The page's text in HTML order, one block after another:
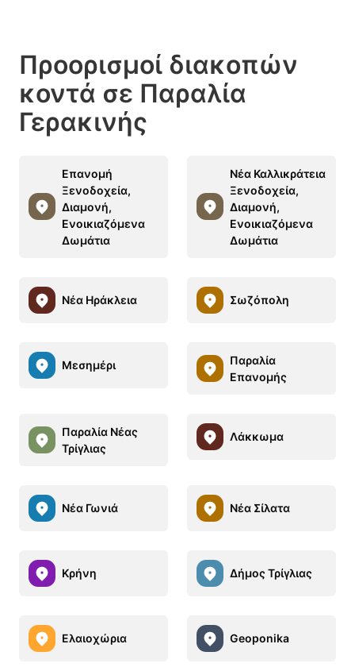
Προορισμοί διακοπών
κοντά σε Παραλία
Γερακινής
Επανομή
Ξενοδοχεία,
Διαμονή,
Ενοικιαζόμενα
Δωμάτια
Νέα Καλλικράτεια
Ξενοδοχεία,
Διαμονή,
Ενοικιαζόμενα
Δωμάτια
Νέα Ηράκλεια Σωζόπολη
Μεσημέρι
Παραλία
Επανομής
Παραλία Νέας
Τρίγλιας
Λάκκωμα
Νέα Γωνιά Νέα Σίλατα
Κρήνη Δήμος Τρίγλιας
Ελαιοχώρια Geoponika